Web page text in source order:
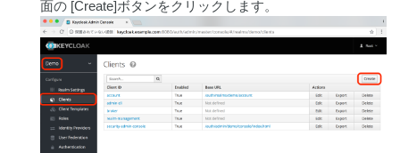
面の [Create]ボタンをクリックします。